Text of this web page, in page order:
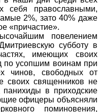
себя православными,
2%, зато 40% даже
«причастие».
повелением
субботу в
имеющих своих
по усопшим воинам при
чинов, свободных от
своих священников не
в приходские
офицеры объясняли
поминовения,